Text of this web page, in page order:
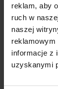
reklam, aby
ruch w
naszej
reklamowym
informacje z
uzyskanymi
Szerokość
Ilość wirników